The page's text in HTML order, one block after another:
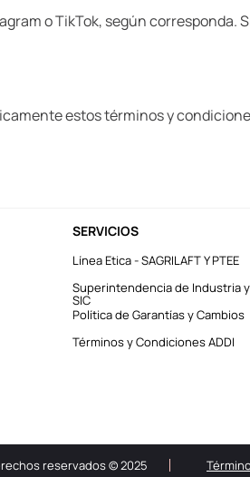
o TikTok, según corresponda.
estos términos y
SERVICIOS
Línea Etica - SAGRILAFT Y PTEE
Superintendencia de Industria
SIC
Política de Garantías y Cambios
Términos y Condiciones ADDI
reservados © 2025